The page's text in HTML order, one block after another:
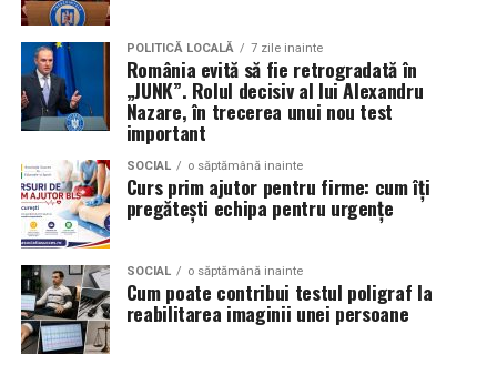
Audi;
Skoda;
Seat;
Porsche;
Opel;
Ford;
Renault și altele.
Compatibilitatea exactă trebuie verificată întotdeauna
în manualul vehiculului sau în documentația tehnică a
producătorului.
Aceasta nu doar că îmbunătățește percepția față de
eveniment, dar poate și atrage mai mulți participanți
care sunt interesați de susținerea unor cauze ecologice.
Promovând un eveniment “verde”, organizatorii pot
atrage atenția asupra angajamentului față de protejarea
mediului și față de responsabilitatea socială.
Participanții vor aprecia cu siguranță faptul că
organizatorii au ales să adopte soluții care protejează
natura. De asemenea, acest lucru poate contribui la
creșterea reputației evenimentului și la creșterea
numărului de participanți în edițiile viitoare.
Confortul participanților
POLITICĂ LOCALĂ 7 zile inainte
România evită să fie retrogradată în
„JUNK”. Rolul decisiv al lui Alexandru
Nazare, în trecerea unui nou test
important
SOCIAL o săptămână inainte
Curs prim ajutor pentru firme: cum îți
pregătești echipa pentru urgențe
SOCIAL o săptămână inainte
Cum poate contribui testul poligraf la
reabilitarea imaginii unei persoane